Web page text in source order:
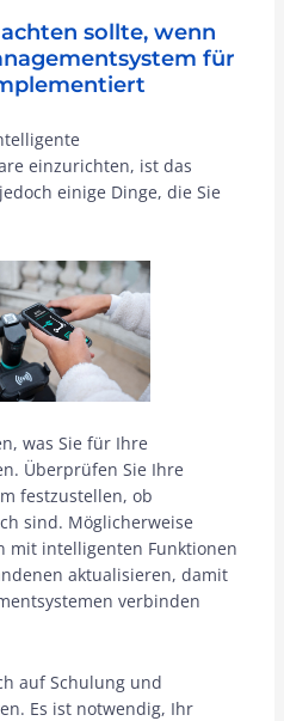
sollte, wenn
für
einzurichten, ist das
einige Dinge, die Sie
was Sie für Ihre
Überprüfen Sie Ihre
festzustellen, ob
sind. Möglicherweise
mit intelligenten Funktionen
aktualisieren, damit
verbinden
auf Schulung und
Es ist notwendig, Ihr